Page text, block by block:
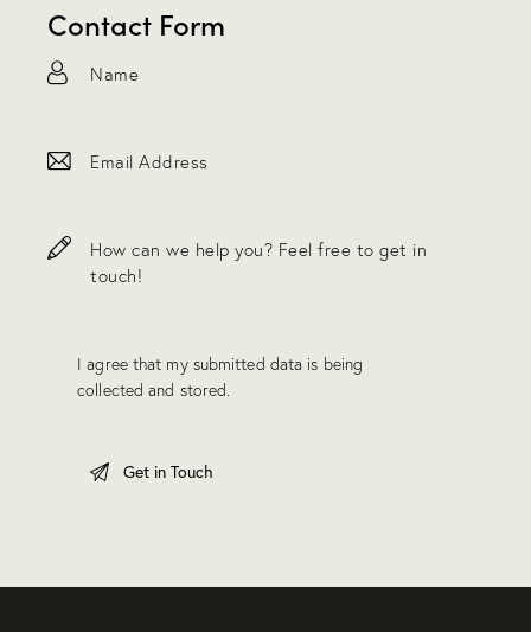
on
e:
Contact Form
I agree that my submitted data is being
collected and stored.